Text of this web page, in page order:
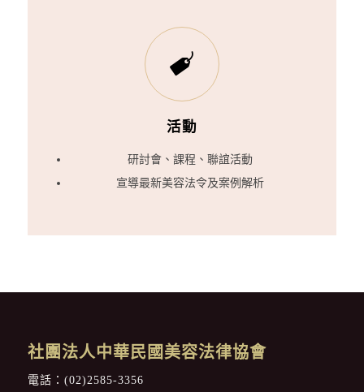
活動
研討會、課程、聯誼活動
宣導最新美容法令及案例解析
社團法人中華民國美容法律協會
電話： (02)2585-3356